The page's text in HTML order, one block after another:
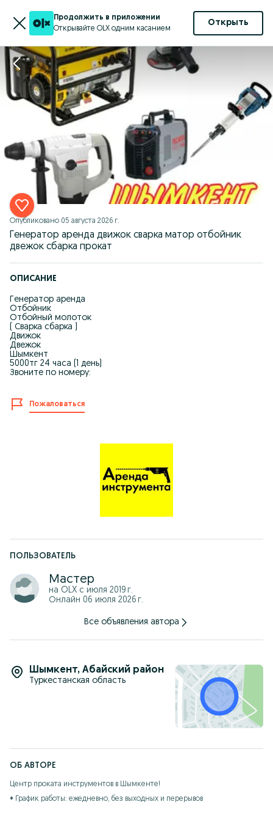
Продолжить в приложении
Открывайте OLX одним касанием
Открыть
Опубликовано 05 августа 2026 г.
Генератор аренда движок сварка матор отбойник
двежок сбарка прокат
ОПИСАНИЕ
Генератор аренда
Отбойник
Отбойный молоток
( Сварка сбарка )
Движок
Двежок
Шымкент
5000тг 24 часа (1 день)
Звоните по номеру:
Пожаловаться
ПОЛЬЗОВАТЕЛЬ
Мастер
на OLX с июля 2019 г.
Онлайн 06 июля 2026 г.
Все объявления автора
Шымкент, Абайский район
Туркестанская область
ОБ АВТОРЕ
Центр проката инструментов в Шымкенте!
• График работы: ежедневно, без выходных и перерывов